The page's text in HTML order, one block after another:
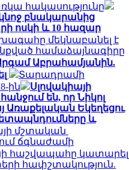
հակասությունը
բնակարանից
ոսկի և 10 հազար
մեկնաբանել է
համաձայնագիրը
Աբրահամյանին.
Տարադրամի
ին
Սլովակիայի
են, որ Նիկոլ
Առաքելական Եկեղեցու
և
մշտական
ճգնաժամի
հաշվապահը կատարել
հափշտակություն.